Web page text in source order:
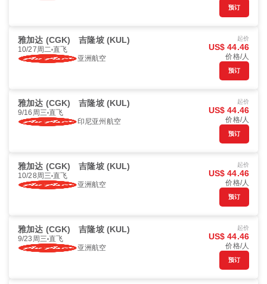
预订
雅加达 (CGK) 吉隆坡 (KUL)
10/27周二 直飞
亚洲航空
起价
US$ 44.46
价格/人
预订
雅加达 (CGK) 吉隆坡 (KUL)
9/16周三 直飞
印尼亚州航空
起价
US$ 44.46
价格/人
预订
雅加达 (CGK) 吉隆坡 (KUL)
10/28周三 直飞
亚洲航空
起价
US$ 44.46
价格/人
预订
雅加达 (CGK) 吉隆坡 (KUL)
9/23周三 直飞
亚洲航空
起价
US$ 44.46
价格/人
预订